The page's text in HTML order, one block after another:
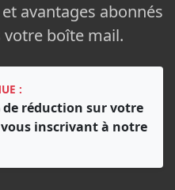
avantages abonnés
boîte mail.
:
de réduction sur votre
inscrivant à notre